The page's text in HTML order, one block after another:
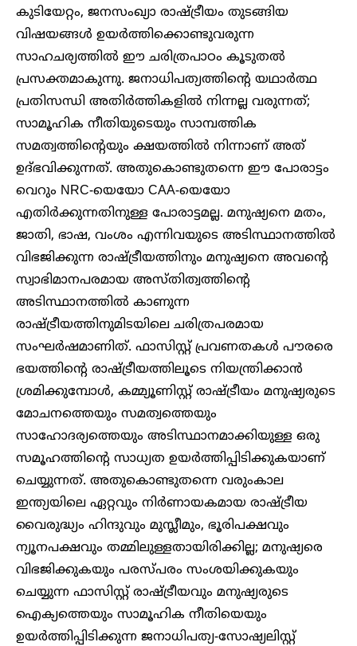
കുടിയേറ്റം, ജനസംഖ്യാ രാഷ്ട്രീയം തുടങ്ങിയ
വിഷയങ്ങൾ ഉയർത്തിക്കൊണ്ടുവരുന്ന
സാഹചര്യത്തിൽ ഈ ചരിത്രപാഠം കൂടുതൽ
പ്രസക്തമാകുന്നു. ജനാധിപത്യത്തിന്റെ യഥാർത്ഥ
പ്രതിസന്ധി അതിർത്തികളിൽ നിന്നല്ല വരുന്നത്;
സാമൂഹിക നീതിയുടെയും സാമ്പത്തിക
സമത്വത്തിന്റെയും ക്ഷയത്തിൽ നിന്നാണ് അത്
ഉദ്ഭവിക്കുന്നത്. അതുകൊണ്ടുതന്നെ ഈ പോരാട്ടം
വെറും NRC-യെയോ CAA-യെയോ
എതിർക്കുന്നതിനുള്ള പോരാട്ടമല്ല. മനുഷ്യനെ മതം,
ജാതി, ഭാഷ, വംശം എന്നിവയുടെ അടിസ്ഥാനത്തിൽ
വിഭജിക്കുന്ന രാഷ്ട്രീയത്തിനും മനുഷ്യനെ അവന്റെ
സ്വാഭിമാനപരമായ അസ്തിത്വത്തിന്റെ
അടിസ്ഥാനത്തിൽ കാണുന്ന
രാഷ്ട്രീയത്തിനുമിടയിലെ ചരിത്രപരമായ
സംഘർഷമാണിത്. ഫാസിസ്റ്റ് പ്രവണതകൾ പൗരരെ
ഭയത്തിന്റെ രാഷ്ട്രീയത്തിലൂടെ നിയന്ത്രിക്കാൻ
ശ്രമിക്കുമ്പോൾ, കമ്മ്യൂണിസ്റ്റ് രാഷ്ട്രീയം മനുഷ്യരുടെ
മോചനത്തെയും സമത്വത്തെയും
സാഹോദര്യത്തെയും അടിസ്ഥാനമാക്കിയുള്ള ഒരു
സമൂഹത്തിന്റെ സാധ്യത ഉയർത്തിപ്പിടിക്കുകയാണ്
ചെയ്യുന്നത്. അതുകൊണ്ടുതന്നെ വരുംകാല
ഇന്ത്യയിലെ ഏറ്റവും നിർണായകമായ രാഷ്ട്രീയ
വൈരുദ്ധ്യം ഹിന്ദുവും മുസ്ലീമും, ഭൂരിപക്ഷവും
ന്യൂനപക്ഷവും തമ്മിലുള്ളതായിരിക്കില്ല; മനുഷ്യരെ
വിഭജിക്കുകയും പരസ്പരം സംശയിക്കുകയും
ചെയ്യുന്ന ഫാസിസ്റ്റ് രാഷ്ട്രീയവും മനുഷ്യരുടെ
ഐക്യത്തെയും സാമൂഹിക നീതിയെയും
ഉയർത്തിപ്പിടിക്കുന്ന ജനാധിപത്യ-സോഷ്യലിസ്റ്റ്